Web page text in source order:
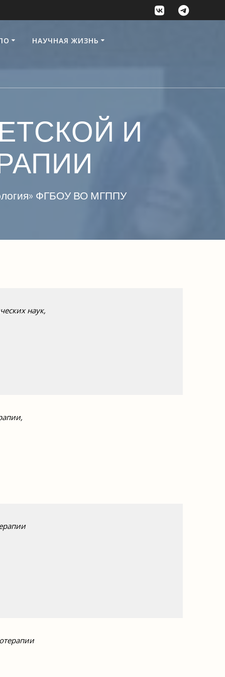
НАУЧНАЯ ЖИЗНЬ
И
ФГБОУ ВО МГППУ
наук,